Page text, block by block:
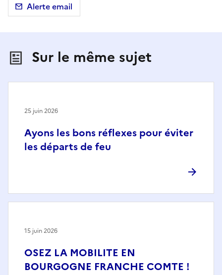
Alerte email
Sur le même sujet
Ayons les bons réflexes pour éviter
les départs de feu
25 juin 2026
OSEZ LA MOBILITE EN
BOURGOGNE FRANCHE COMTE !
15 juin 2026